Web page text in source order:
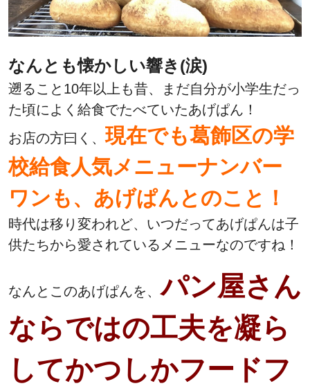
なんとも懐かしい響き(涙)
遡ること10年以上も昔、まだ自分が小学生だっ
た頃によく給食でたべていたあげぱん！
お店の方曰く、現在でも葛飾区の学
校給食人気メニューナンバー
ワンも、あげぱんとのこと！
時代は移り変われど、いつだってあげぱんは子
供たちから愛されているメニューなのですね！
なんとこのあげぱんを、パン屋さん
ならではの工夫を凝ら
してかつしかフードフ